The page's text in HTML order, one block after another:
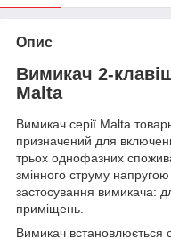
Опис
Вимикач 2-
Malta
Вимикач серії Malta
призначений для
трьох однофазних
змінного струму
застосування вимикача:
приміщень.
Вимикач встановлюється